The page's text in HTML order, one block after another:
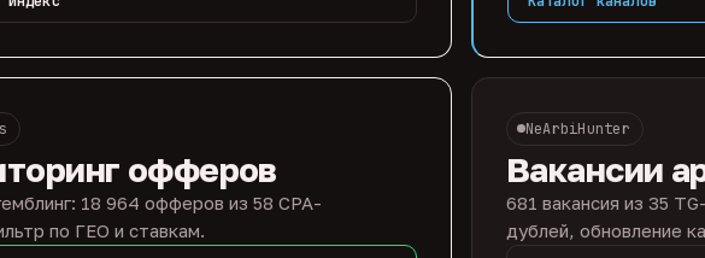
офферов
18 964 офферов из 58 CPA-
по ГЕО и ставкам.
NeArbiHunter
Вакансии
681 вакансия из 35
дублей, обновление